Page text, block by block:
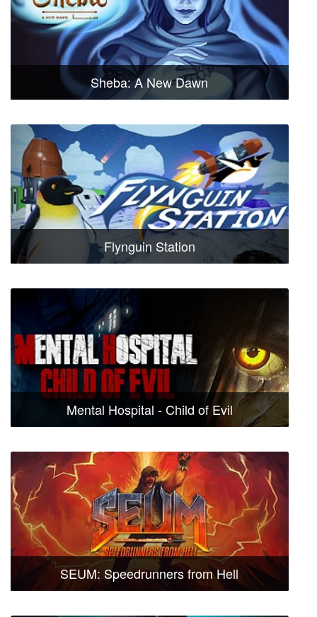
Sheba: A New Dawn
Flynguin Station
Mental Hospital - Child of Evil
SEUM: Speedrunners from Hell